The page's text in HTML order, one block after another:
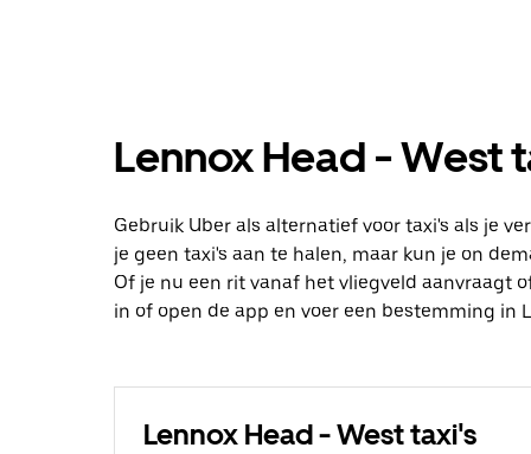
Lennox Head - West
Gebruik Uber als alternatief voor taxi's als je
je geen taxi's aan te halen, maar kun je on
Of je nu een rit vanaf het vliegveld aanvraagt
in of open de app en voer een bestemming in
Lennox Head - West taxi's